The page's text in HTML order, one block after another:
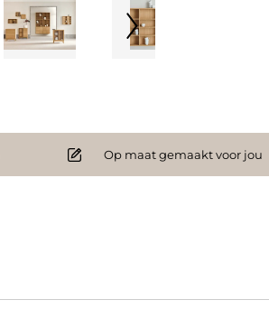
Op maat gemaakt voor jou